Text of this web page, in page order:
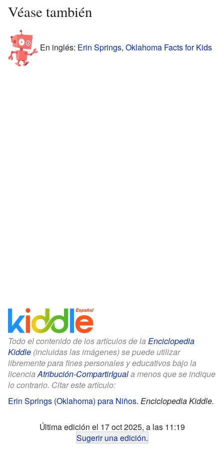
Véase también
En inglés: Erin Springs, Oklahoma Facts for Kids
Todo el contenido de los artículos de la Enciclopedia
Kiddle (incluidas las imágenes) se puede utilizar
libremente para fines personales y educativos bajo la
licenciaAtribución-CompartirIguala menos que se indique
lo contrario. Citar este artículo:
Erin Springs (Oklahoma) para Niños. Enciclopedia Kiddle.
Última edición el 17 oct 2025, a las 11:19
Sugerir una edición.